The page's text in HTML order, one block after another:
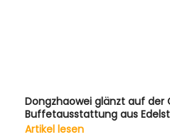
Dongzhaowei glänzt auf der
Buffetausstattung aus
Artikel lesen